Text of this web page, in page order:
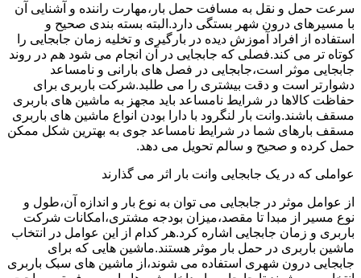
سرعت حمل و نقل به مسافت حمل بار،مهارت راننده و آشنایی آن
با مسیرهای درون شهر بستگی دارد.البته بسته بندی صحیح و
استفاده از افراد آموزش دیده در بارگیری و تخلیه زمان جابجایی را
کوتاه تر می کند.فصلی که جابجایی در آن انجام می شود هم در روند
جابجایی موثر است،جابجایی در فصل های بارانی و نامساعد
دشوارتر است و دقت بیشتری را می طلبد.شرکت باربری برای
حفاظت کالاها در شرایط نامساعد باید مجهز به ماشین های باربری
مسقف باشند.وانت بار لنگرود با دارا بودن انواع ماشین های باربری
مسقف بارهای شما در شرایط نامساعد جوی به بهترین شکل ممکن
حمل کرده و صحیح و سالم تحویل می دهد.
عواملی که در یک جابجایی وانت بار اثر می گذارند
از عوامل موثر در جابجایی می توان به نوع بار و اندازه آن،طول و
نوع مسیر از مبدا تا مقصد،میزان بودجه مشتری،امکانات شرکت
باربری و زمان جابجایی اشاره کرد.هر کدام از این عوامل در انتخاب
ماشین باربری در حمل بار موثر هستند.ماشین هایی که برای
جابجایی درون شهری استفاده می شوند،از ماشین های سبک باربری